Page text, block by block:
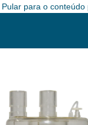
Pular para o conteúdo